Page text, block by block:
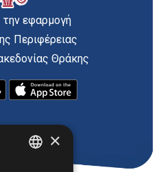
εφαρμογή
Περιφέρειας
Θράκης
×